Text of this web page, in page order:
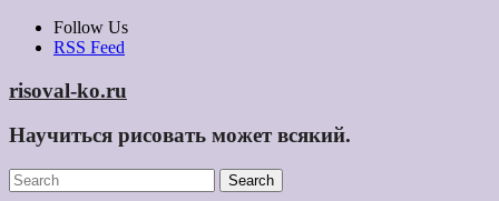
Skip
Follow Us
RSS Feed
risoval-ko.ru
Научиться рисовать может всякий.